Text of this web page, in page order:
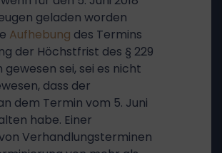
geladen worden
Aufhebung des Termins
der Höchstfrist des § 229
gewesen sei, sei es nicht
dass der
dem Termin vom 5. Juni
habe. Einer
Verhandlungsterminen